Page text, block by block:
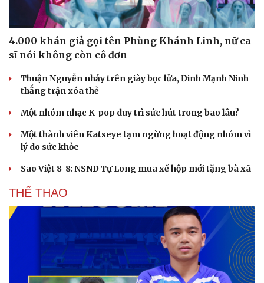
4.000 khán giả gọi tên Phùng Khánh Linh, nữ ca
sĩ nói không còn cô đơn
Thuận Nguyễn nhảy trên giày bọc lửa, Đinh Mạnh Ninh
thắng trận xóa thẻ
Một nhóm nhạc K-pop duy trì sức hút trong bao lâu?
Một thành viên Katseye tạm ngừng hoạt động nhóm vì
lý do sức khỏe
Sao Việt 8-8: NSND Tự Long mua xế hộp mới tặng bà xã
THỂ THAO